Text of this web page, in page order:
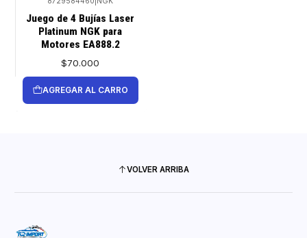
Juego de 4 Bujías Laser
Platinum NGK para
Motores EA888.2
$70.000
AGREGAR AL CARRO
VOLVER ARRIBA